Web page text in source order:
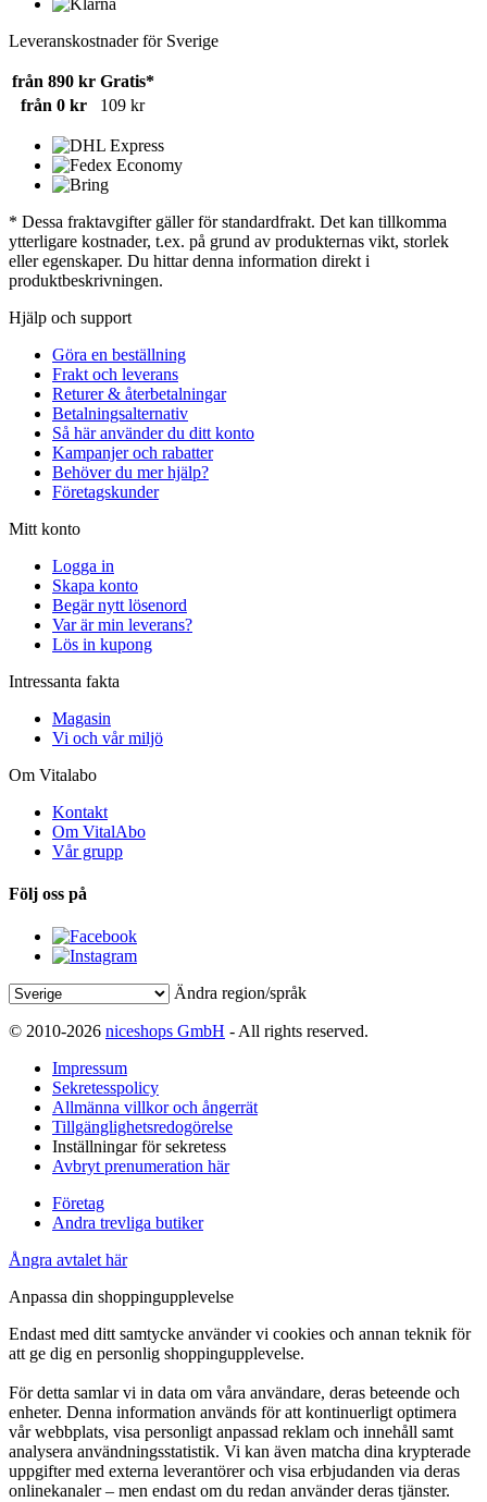
Leveranskostnader för Sverige
från 890 kr Gratis*
från 0 kr
109 kr
* Dessa fraktavgifter gäller för standardfrakt. Det kan tillkomma
ytterligare kostnader, t.ex. på grund av produkternas vikt, storlek
eller egenskaper. Du hittar denna information direkt i
produktbeskrivningen.
Hjälp och support
Göra en beställning
Frakt och leverans
Returer & återbetalningar
Betalningsalternativ
Så här använder du ditt konto
Kampanjer och rabatter
Behöver du mer hjälp?
Företagskunder
Mitt konto
Logga in
Skapa konto
Begär nytt lösenord
Var är min leverans?
Lös in kupong
Intressanta fakta
Magasin
Vi och vår miljö
Om Vitalabo
Kontakt
Om VitalAbo
Vår grupp
Följ oss på
Ändra region/språk
© 2010-2026 niceshops GmbH - All rights reserved.
Impressum
Sekretesspolicy
Allmänna villkor och ångerrät
Tillgänglighetsredogörelse
Inställningar för sekretess
Avbryt prenumeration här
Företag
Andra trevliga butiker
Ångra avtalet här
Anpassa din shoppingupplevelse
Endast med ditt samtycke använder vi cookies och annan teknik för
att ge dig en personlig shoppingupplevelse.
För detta samlar vi in data om våra användare, deras beteende och
enheter. Denna information används för att kontinuerligt optimera
vår webbplats, visa personligt anpassad reklam och innehåll samt
analysera användningsstatistik. Vi kan även matcha dina krypterade
uppgifter med externa leverantörer och visa erbjudanden via deras
onlinekanaler – men endast om du redan använder deras tjänster.